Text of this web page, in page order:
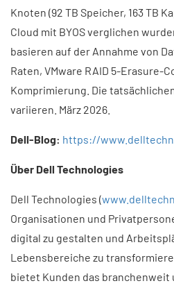
Knoten (92 TB Speicher, 163 TB
Cloud mit BYOS verglichen
basieren auf der Annahme von
Raten, VMware RAID 5-Erasure-
Komprimierung. Die
variieren. März 2026.
Dell-Blog: https://
Über Dell Technologies
Dell Technologies (
Organisationen und
digital zu gestalten und
Lebensbereiche zu
bietet Kunden das